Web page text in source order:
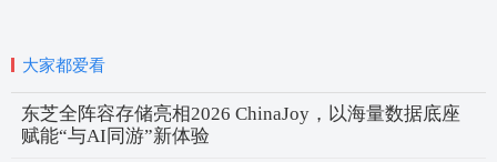
大家都爱看
东芝全阵容存储亮相2026 ChinaJoy，以海量数据底座
赋能“与AI同游”新体验